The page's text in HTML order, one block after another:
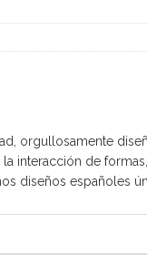
orgullosamente
interacción de
diseños españoles